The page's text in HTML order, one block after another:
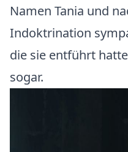
Namen Tania und
Indoktrination
die sie entführt
sogar.